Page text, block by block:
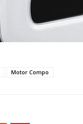
Motor Compo